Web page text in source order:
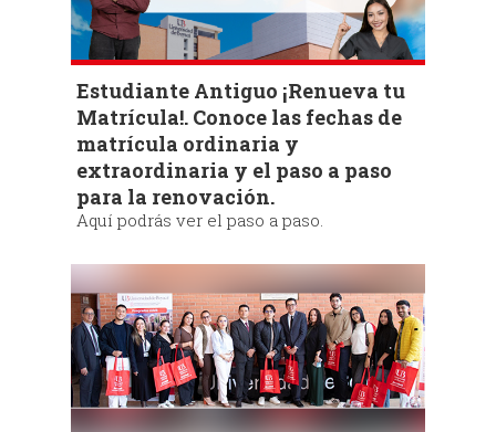
Estudiante Antiguo ¡Renueva tu
Matrícula!. Conoce las fechas de
matrícula ordinaria y
extraordinaria y el paso a paso
para la renovación.
Aquí podrás ver el paso a paso.